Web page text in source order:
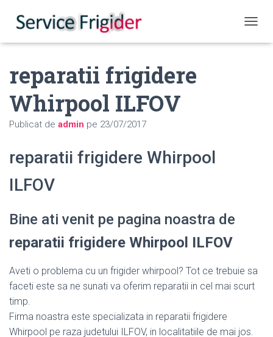
reparatii frigidere
Whirpool ILFOV
Publicat de admin pe 23/07/2017
reparatii frigidere Whirpool
ILFOV
Bine ati venit pe pagina noastra de
reparatii frigidere Whirpool ILFOV
Aveti o problema cu un frigider whirpool? Tot ce trebuie sa
faceti este sa ne sunati va oferim reparatii in cel mai scurt
timp.
Firma noastra este specializata in reparatii frigidere
Whirpool pe raza judetului ILFOV, in localitatiile de mai jos.